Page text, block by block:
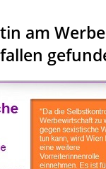
am